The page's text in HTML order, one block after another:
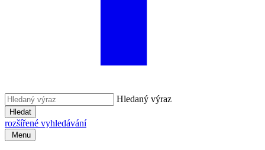
Hledaný výraz
Hledat
rozšířené vyhledávání
Menu